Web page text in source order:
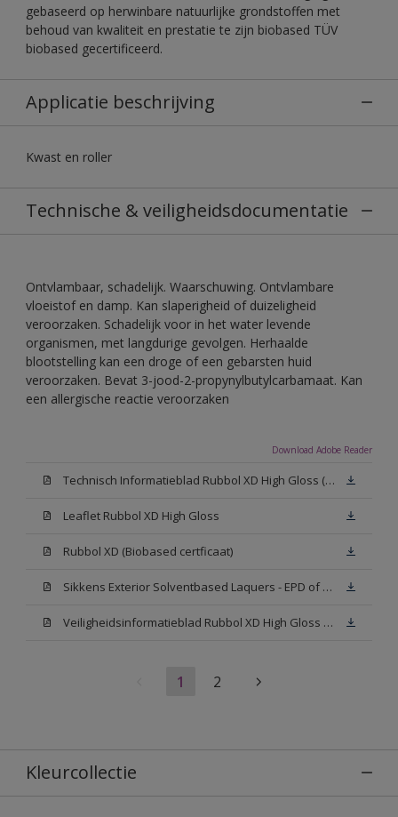
gebaseerd op herwinbare natuurlijke grondstoffen met
behoud van kwaliteit en prestatie te zijn biobased TÜV
biobased gecertificeerd.
Applicatie beschrijving
Kwast en roller
Technische & veiligheidsdocumentatie
Ontvlambaar, schadelijk. Waarschuwing. Ontvlambare
vloeistof en damp. Kan slaperigheid of duizeligheid
veroorzaken. Schadelijk voor in het water levende
organismen, met langdurige gevolgen. Herhaalde
blootstelling kan een droge of een gebarsten huid
veroorzaken. Bevat 3-jood-2-propynylbutylcarbamaat. Kan
een allergische reactie veroorzaken
Download Adobe Reader
Technisch Informatieblad Rubbol XD High Gloss (PDF)
Leaflet Rubbol XD High Gloss
Rubbol XD (Biobased certficaat)
Sikkens Exterior Solventbased Laquers - EPD of Milieuproductverklaring
Veiligheidsinformatieblad Rubbol XD High Gloss White W05 (MSDS)
1 2
Kleurcollectie